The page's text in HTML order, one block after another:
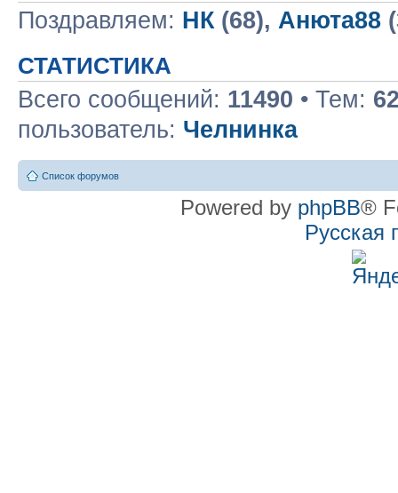
Поздравляем: НК(68), Анюта88
СТАТИСТИКА
Всего сообщений: 11490 • Тем:
пользователь: Челнинка
Список форумов
Powered by phpBB®
Русская